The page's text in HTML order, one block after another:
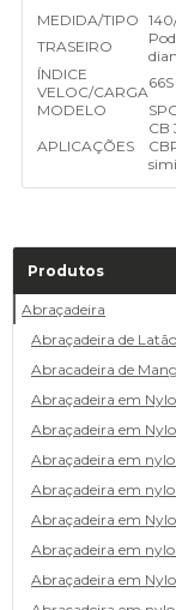
MEDIDA/TIPO
TRASEIRO
ÍNDICE
VELOC/CARGA
66S
MODELO
APLICAÇÕES
CB
Produtos
Abraçadeira
Abraçadeira de
Abracadeira de
Abraçadeira em
Abraçadeira em
Abraçadeira em
Abraçadeira em
Abraçadeira em
Abraçadeira em
Abraçadeira em